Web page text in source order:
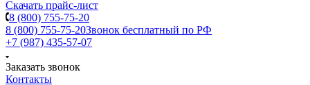
Скачать прайс-лист
8 (800) 755-75-20
8 (800) 755-75-20Звонок бесплатный по РФ
+7 (987) 435-57-07
Заказать звонок
Контакты